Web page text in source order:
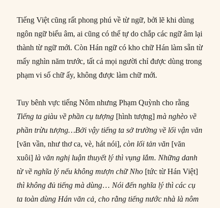
Tiếng Việt cũng rất phong phú về từ ngữ, bởi lẽ khi dùng
ngôn ngữ biểu âm, ai cũng có thể tự do chắp các ngữ âm lại
thành từ ngữ mới. Còn Hán ngữ có kho chữ Hán làm sẵn từ
mấy nghìn năm trước, tất cả mọi người chỉ được dùng trong
phạm vi số chữ ấy, không được làm chữ mới.
Tuy bênh vực tiếng Nôm nhưng Phạm Quỳnh cho rằng
Tiếng ta giàu về phần cụ tượng [hình tượng]mà nghèo về
phần trừu tượng…Bởi vậytiếng ta sở trường về lối vận văn
[văn vần, như thơ ca, vè, hát nói],còn lối tản văn [văn
xuôi] là văn nghị luận thuyết lý thì vụng lắm. Những danh
từ về nghĩa lý nếu không mượn chữ Nho [tức từ Hán Việt]
thì không đủtiếng mà dùng…Nói đến nghĩa lý thìcác cụ
ta toàn dùng Hán văn cả, cho rằngtiếng nước nhà là nôm